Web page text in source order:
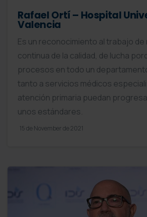
Rafael Ortí – Hospital
Valencia
Es un reconocimiento al trabajo de
continua de la calidad, de lucha
procesos en todo un
tanto a servicios médicos
atención primaria puedan
unos estándares.
15 de November de 2021